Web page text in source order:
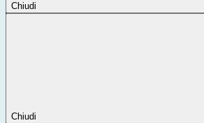
Chiudi
Chiudi